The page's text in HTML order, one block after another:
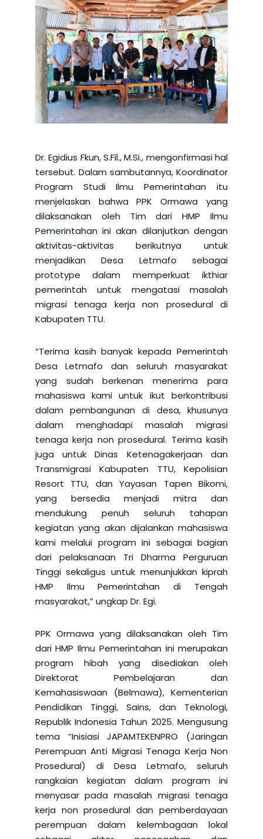
Dr. Egidius Fkun, S.Fil., M.Si., mengonfirmasi hal
tersebut. Dalam sambutannya, Koordinator
Program Studi Ilmu Pemerintahan itu
menjelaskan bahwa PPK Ormawa yang
dilaksanakan oleh Tim dari HMP Ilmu
Pemerintahan ini akan dilanjutkan dengan
aktivitas-aktivitas berikutnya untuk
menjadikan Desa Letmafo sebagai
prototype dalam memperkuat ikthiar
pemerintah untuk mengatasi masalah
migrasi tenaga kerja non prosedural di
Kabupaten TTU.
“Terima kasih banyak kepada Pemerintah
Desa Letmafo dan seluruh masyarakat
yang sudah berkenan menerima para
mahasiswa kami untuk ikut berkontribusi
dalam pembangunan di desa, khusunya
dalam menghadapi masalah migrasi
tenaga kerja non prosedural. Terima kasih
juga untuk Dinas Ketenagakerjaan dan
Transmigrasi Kabupaten TTU, Kepolisian
Resort TTU, dan Yayasan Tapen Bikomi,
yang bersedia menjadi mitra dan
mendukung penuh seluruh tahapan
kegiatan yang akan dijalankan mahasiswa
kami melalui program ini sebagai bagian
dari pelaksanaan Tri Dharma Perguruan
Tinggi sekaligus untuk menunjukkan kiprah
HMP Ilmu Pemerintahan di Tengah
masyarakat,” ungkap Dr. Egi.
PPK Ormawa yang dilaksanakan oleh Tim
dari HMP Ilmu Pemerintahan ini merupakan
program hibah yang disediakan oleh
Direktorat Pembelajaran dan
Kemahasiswaan (Belmawa), Kementerian
Pendidikan Tinggi, Sains, dan Teknologi,
Republik Indonesia Tahun 2025. Mengusung
tema “Inisiasi JAPAMTEKENPRO (Jaringan
Perempuan Anti Migrasi Tenaga Kerja Non
Prosedural) di Desa Letmafo, seluruh
rangkaian kegiatan dalam program ini
menyasar pada masalah migrasi tenaga
kerja non prosedural dan pemberdayaan
perempuan dalam kelembagaan lokal